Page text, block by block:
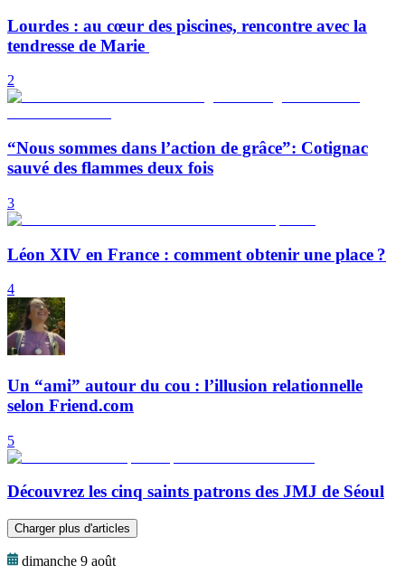
Lourdes : au cœur des piscines, rencontre avec la
tendresse de Marie
2
“Nous sommes dans l’action de grâce”: Cotignac
sauvé des flammes deux fois
3
Léon XIV en France : comment obtenir une place ?
4
Un “ami” autour du cou : l’illusion relationnelle
selon Friend.com
5
Découvrez les cinq saints patrons des JMJ de Séoul
Charger plus d'articles
dimanche 9 août